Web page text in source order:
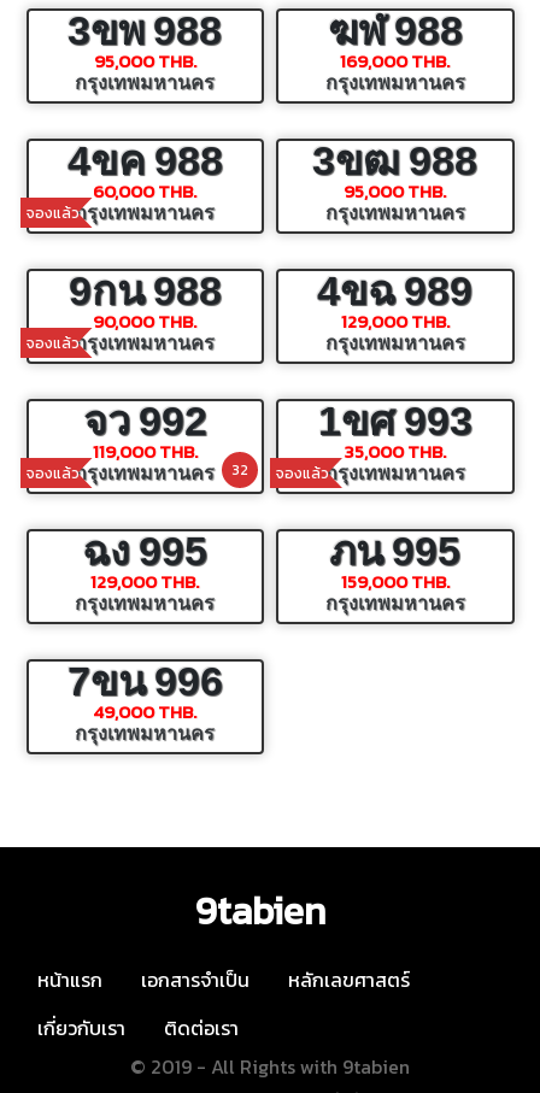
3ขพ988
95,000 THB.
กรุงเทพมหานคร
ฆฬ988
169,000 THB.
กรุงเทพมหานคร
จองแล้ว
4ขค988
60,000 THB.
กรุงเทพมหานคร
3ขฒ988
95,000 THB.
กรุงเทพมหานคร
จองแล้ว
9กน988
90,000 THB.
กรุงเทพมหานคร
4ขฉ989
129,000 THB.
กรุงเทพมหานคร
จองแล้ว
จว992
119,000 THB.
กรุงเทพมหานคร 32 จองแล้ว
1ขศ993
35,000 THB.
กรุงเทพมหานคร
ฉง995
129,000 THB.
กรุงเทพมหานคร
ภน995
159,000 THB.
กรุงเทพมหานคร
7ขน996
49,000 THB.
กรุงเทพมหานคร
9tabien
หน้าแรก เอกสารจำเป็น
หลักเลขศาสตร์
เกี่ยวกับเรา
ติดต่อเรา
© 2019 - All Rights with 9tabien